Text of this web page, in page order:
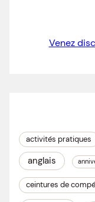
Venez
activités pratiques
anglais
ceintures de